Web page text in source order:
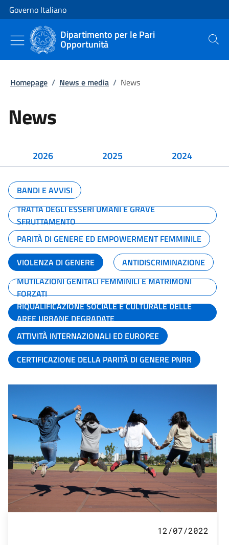
Vai al contenuto
Vai alla navigazione del sito
Governo Italiano
Dipartimento per le Pari
Opportunità Cerca
Homepage / News e media / News
News
2026 2025 2024
BANDI E AVVISI
TRATTA DEGLI ESSERI UMANI E GRAVE
SFRUTTAMENTO
PARITÀ DI GENERE ED EMPOWERMENT FEMMINILE
VIOLENZA DI GENERE
ANTIDISCRIMINAZIONE
MUTILAZIONI GENITALI FEMMINILI E MATRIMONI
FORZATI
RIQUALIFICAZIONE SOCIALE E CULTURALE DELLE
AREE URBANE DEGRADATE
ATTIVITÀ INTERNAZIONALI ED EUROPEE
CERTIFICAZIONE DELLA PARITÀ DI GENERE PNRR
12/07/2022